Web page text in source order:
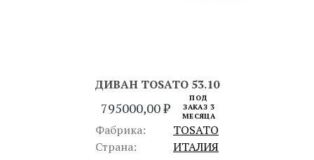
ДИВАН TOSATO 53.10
795000,00₽
ПОД
ЗАКАЗ 3
МЕСЯЦА
Фабрика:
TOSATO
Страна:
ИТАЛИЯ